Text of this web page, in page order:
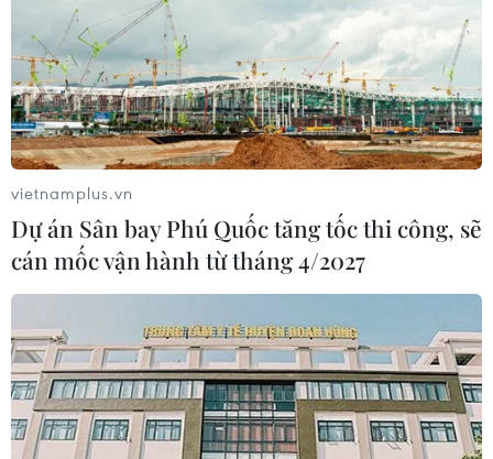
Đà Nẵng: Hỗ trợ 700 triệu đồng cho
đồng bào nghèo xã Hùng Sơn
08/08/2026 09:58
Vùng 3 Hải quân cứu thành công 1
nạn nhân bị sóng cuốn tại Mũi Nghê
08/08/2026 08:43
Trung Quốc nâng mức ứng phó khẩn
cấp với bão Dolphin
08/08/2026 07:10
vietnamplus.vn
Dự án Sân bay Phú Quốc tăng tốc thi công, sẽ
cán mốc vận hành từ tháng 4/2027